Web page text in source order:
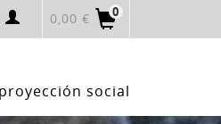
0
0,00 €
proyección social